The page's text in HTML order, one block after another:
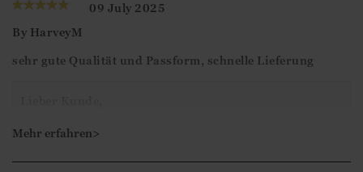
09 July 2025
By HarveyM
sehr gute Qualität und Passform, schnelle Lieferung
Mehr erfahren>